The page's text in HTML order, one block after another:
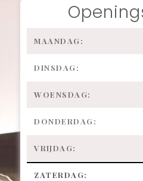
MAANDAG:
DINSDAG:
WOENSDAG:
DONDERDAG:
VRIJDAG:
ZATERDAG: